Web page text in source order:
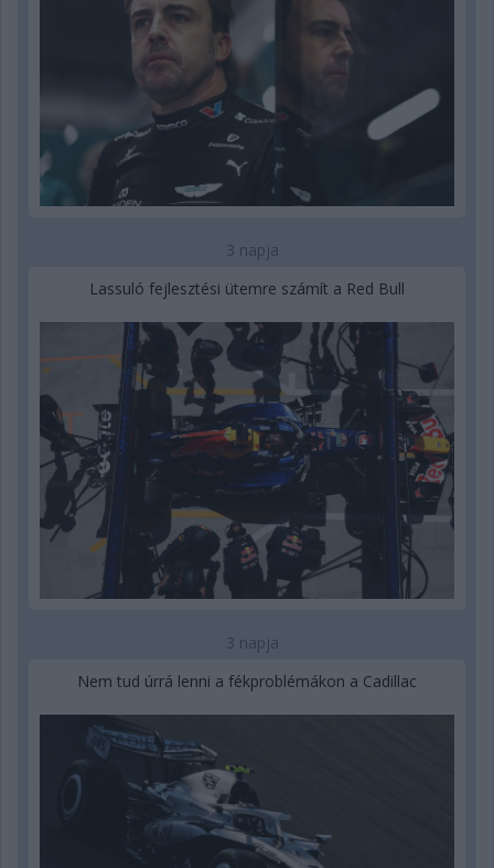
3 napja
Lassuló fejlesztési ütemre számít a Red Bull
3 napja
Nem tud úrrá lenni a fékproblémákon a Cadillac